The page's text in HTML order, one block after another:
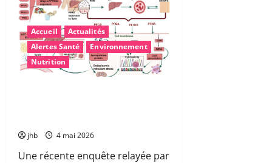
dys
»
:
mieux
comprendre
pour
mieux
accompagner
Accueil
Actualités
Alertes Santé
Environnement
Nutrition
jhb 4 mai 2026
Une récente enquête relayée par